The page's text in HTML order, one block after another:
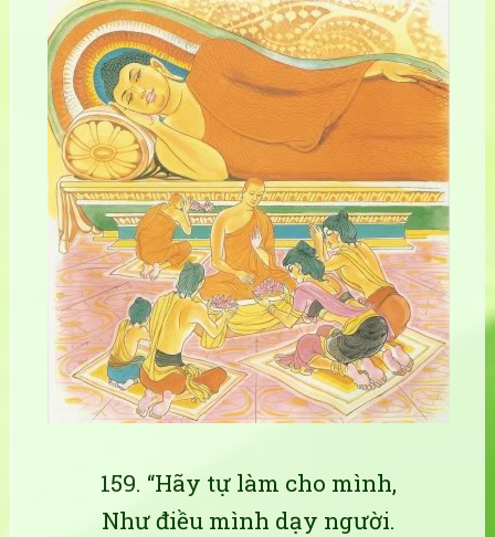
159. “Hãy tự làm cho mình,
Như điều mình dạy người.